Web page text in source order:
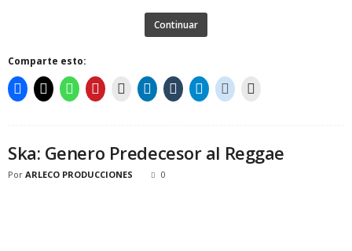
Continuar
Comparte esto:
Ska: Genero Predecesor al Reggae
Por ARLECO PRODUCCIONES 0